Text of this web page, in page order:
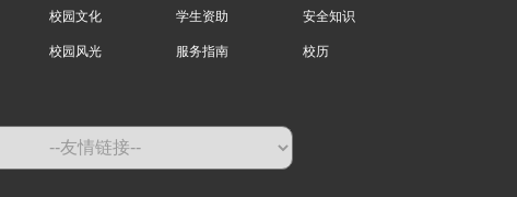
校园文化 学生资助 安全知识
校园风光 服务指南 校历